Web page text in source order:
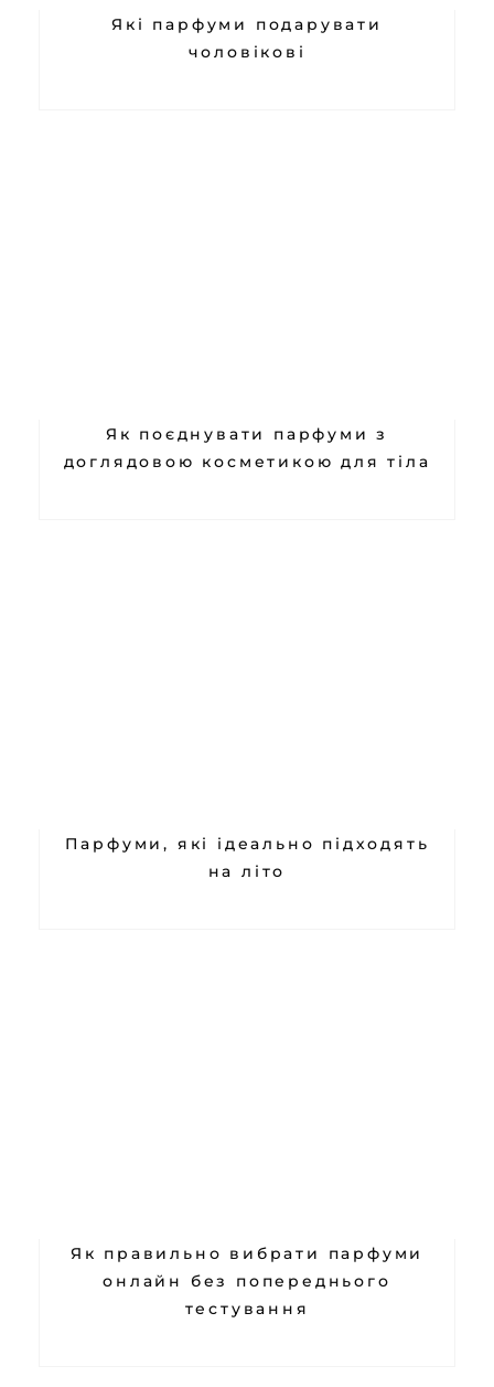
Які парфуми подарувати
чоловікові
Як поєднувати парфуми з
доглядовою косметикою для тіла
Парфуми, які ідеально підходять
на літо
Як правильно вибрати парфуми
онлайн без попереднього
тестування